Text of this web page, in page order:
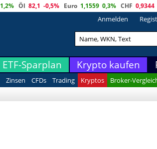
1,2% Öl 82,1 -0,5% Euro 1,1559 0,3% CHF 0,9344
Anmelden
ETF-Sparplan Krypto kaufen
Zinsen CFDs Trading Kryptos Broker-